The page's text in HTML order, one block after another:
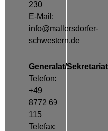
230
E-Mail:
info@mallersdorfer-
schwestern.de
Generalat/Sekretariat
Telefon:
+49
8772 69
115
Telefax: